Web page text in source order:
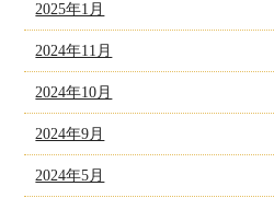
2025年1月
2024年11月
2024年10月
2024年9月
2024年5月